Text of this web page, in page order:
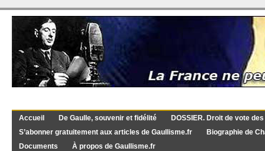
Accueil De Gaulle, souvenir et fidélité
DOSSIER. Droit de vote
S’abonner gratuitement aux articles de Gaullisme.fr
Biographie de
Documents
À propos de Gaullisme.fr